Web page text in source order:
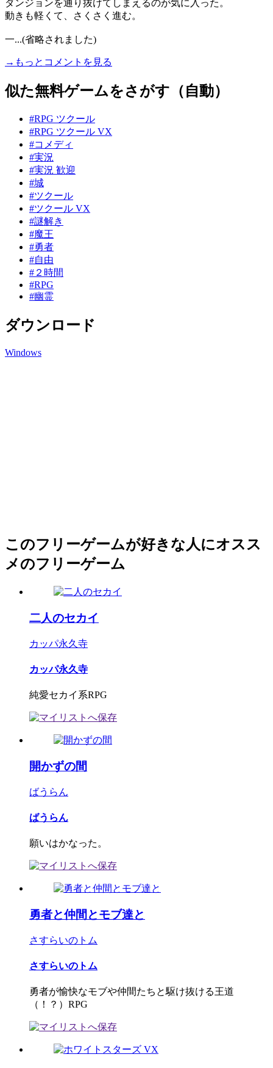
ダンジョンを通り抜けてしまえるのが気に入った。
動きも軽くて、さくさく進む。
一...(省略されました)
→もっとコメントを見る
似た無料ゲームをさがす（自動）
#RPG ツクール
#RPG ツクール VX
#コメディ
#実況
#実況 歓迎
#城
#ツクール
#ツクール VX
#謎解き
#魔王
#勇者
#自由
#２時間
#RPG
#幽霊
ダウンロード
Windows
このフリーゲームが好きな人にオスス
メのフリーゲーム
二人のセカイ
カッパ永久寺
カッパ永久寺
純愛セカイ系RPG
開かずの間
ばうらん
ばうらん
願いはかなった。
勇者と仲間とモブ達と
さすらいのトム
さすらいのトム
勇者が愉快なモブや仲間たちと駆け抜ける王道
（！？）RPG